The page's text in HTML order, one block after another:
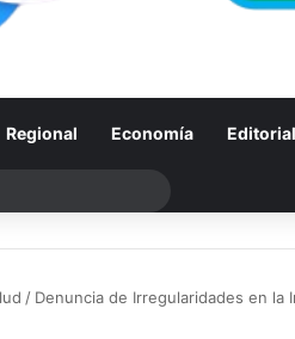
Regional Economía
/ Denuncia de Irregularidades en la